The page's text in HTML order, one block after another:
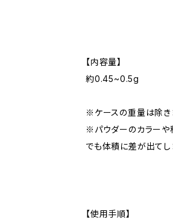
【内容量】
約0.45~0.5g
※ケースの重量は除き
※パウダーのカラーや
でも体積に差が出てし
【使用手順】